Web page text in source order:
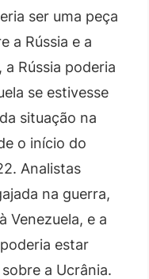
ser uma peça
a Rússia e a
Rússia poderia
se estivesse
situação na
o início do
Analistas
na guerra,
Venezuela, e a
estar
a Ucrânia.